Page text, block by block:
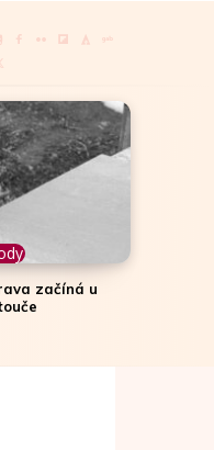
začíná u